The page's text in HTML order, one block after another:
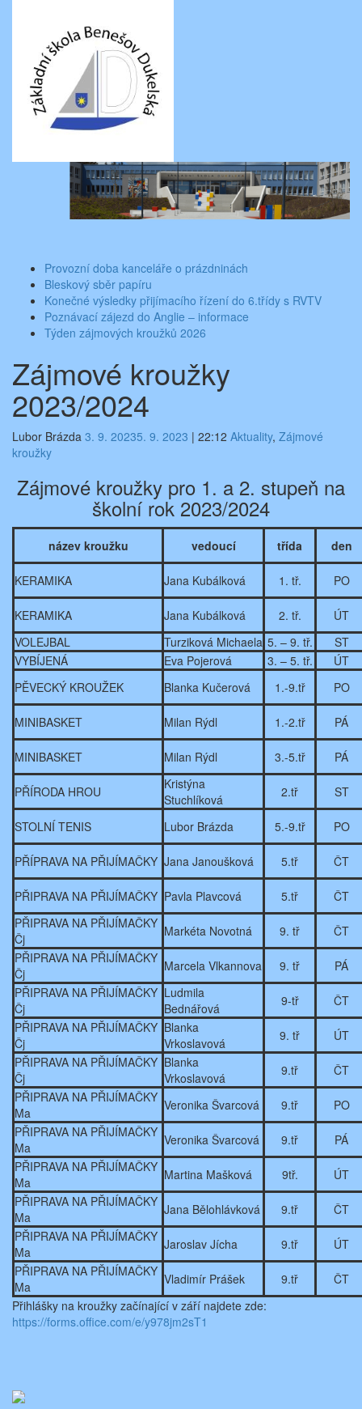
Provozní doba kanceláře o prázdninách
Bleskový sběr papíru
Konečné výsledky přijímacího řízení do 6.třídy s RVTV
Poznávací zájezd do Anglie – informace
Týden zájmových kroužků 2026
Zájmové kroužky
2023/2024
Lubor Brázda 3. 9. 20235. 9. 2023 | 22:12 Aktuality, Zájmové
kroužky
Zájmové kroužky pro 1. a 2. stupeň na
školní rok 2023/2024
název kroužku vedoucí třída den
KERAMIKA Jana Kubálková 1. tř. PO
KERAMIKA Jana Kubálková 2. tř.
ÚT
VOLEJBAL
Turziková Michaela 5. – 9. tř.
ST
VYBÍJENÁ
Eva Pojerová 3. – 5. tř.
ÚT
PĚVECKÝ KROUŽEK
Blanka Kučerová 1.-9.tř PO
MINIBASKET Milan Rýdl 1.-2.tř PÁ
MINIBASKET Milan Rýdl 3.-5.tř PÁ
PŘÍRODA HROU
Kristýna
Stuchlíková
2.tř ST
STOLNÍ TENIS Lubor Brázda 5.-9.tř PO
PŘÍPRAVA NA PŘIJÍMAČKY Jana Janoušková 5.tř ČT
PŘIPRAVA NA PŘIJÍMAČKY Pavla Plavcová 5.tř
ČT
PŘIPRAVA NA PŘIJÍMAČKY
Čj
Markéta Novotná 9. tř
ČT
PŘIPRAVA NA PŘIJÍMAČKY
Čj
Marcela Vlkannova 9. tř
PÁ
PŘIPRAVA NA PŘIJÍMAČKY
Čj
Ludmila
Bednářová
9-tř
ČT
PŘIPRAVA NA PŘIJÍMAČKY
Čj
Blanka
Vrkoslavová
9. tř
ÚT
PŘIPRAVA NA PŘIJÍMAČKY
Čj
Blanka
Vrkoslavová
9.tř
ČT
PŘIPRAVA NA PŘIJÍMAČKY
Ma
Veronika Švarcová 9.tř
PO
PŘIPRAVA NA PŘIJÍMAČKY
Ma
Veronika Švarcová 9.tř
PÁ
PŘIPRAVA NA PŘIJÍMAČKY
Ma
Martina Mašková 9tř.
ÚT
PŘIPRAVA NA PŘIJÍMAČKY
Ma
Jana Bělohlávková 9.tř
ČT
PŘIPRAVA NA PŘIJÍMAČKY
Ma
Jaroslav Jícha 9.tř
ÚT
PŘIPRAVA NA PŘIJÍMAČKY
Ma
Vladimír Prášek 9.tř
ČT
Přihlášky na kroužky začínající v září najdete zde:
https://forms.office.com/e/y978jm2sT1